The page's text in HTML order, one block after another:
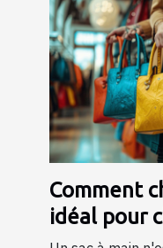
Comment
idéal pour